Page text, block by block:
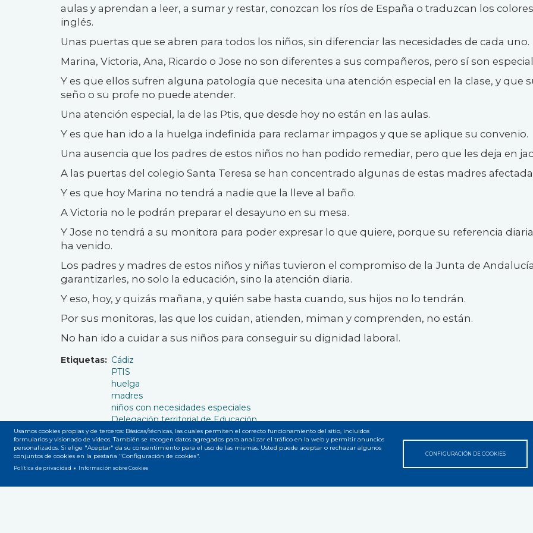
aulas y aprendan a leer, a sumar y restar, conozcan los ríos de España o traduzcan los
inglés.
Unas puertas que se abren para todos los niños, sin diferenciar las necesidades de cada uno.
Marina, Victoria, Ana, Ricardo o Jose no son diferentes a sus compañeros, pero sí son
Y es que ellos sufren alguna patología que necesita una atención especial en la clase, y que
seño o su profe no puede atender.
Una atención especial, la de las Ptis, que desde hoy no están en las aulas.
Y es que han ido a la huelga indefinida para reclamar impagos y que se aplique su convenio.
Una ausencia que los padres de estos niños no han podido remediar, pero que les deja en
A las puertas del colegio Santa Teresa se han concentrado algunas de estas madres
Y es que hoy Marina no tendrá a nadie que la lleve al baño.
A Victoria no le podrán preparar el desayuno en su mesa.
Y Jose no tendrá a su monitora para poder expresar lo que quiere, porque su referencia
ha venido.
Los padres y madres de estos niños y niñas tuvieron el compromiso de la Junta de
garantizarles, no solo la educación, sino la atención diaria.
Y eso, hoy, y quizás mañana, y quién sabe hasta cuando, sus hijos no lo tendrán.
Por sus monitoras, las que los cuidan, atienden, miman y comprenden, no están.
No han ido a cuidar a sus niños para conseguir su dignidad laboral.
Etiquetas
Cádiz
PTIS
huelga
madres
niños con necesidades especiales
Delegación territorial de Educación
Accesibilidad Privacidad Legal Cookies Mapa web
Usamos cookies propias y de terceros: Básicas/técnicas, las cuales permiten el correcto funcionamiento del sitio, incluidos
formularios y visionado de vídeos. También se recogen datos agregados para analizar el tráfico en la web y permitir anuncios
personalizados. Si elige "Aceptar" da su consentimiento para el uso de las mismas. Usted puede aceptar o rechazar algunos
conjuntos de cookies en la pestaña "Configuración de cookies".
Política de privacidad Información sobre Cookies
CONFIGURACIÓN DE COOKIES